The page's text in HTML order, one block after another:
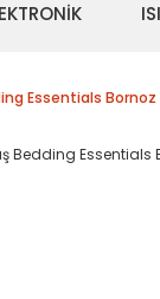
Essentials Bornoz